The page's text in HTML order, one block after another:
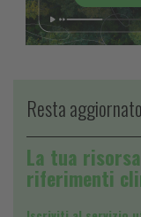
Resta
La tua
riferimenti